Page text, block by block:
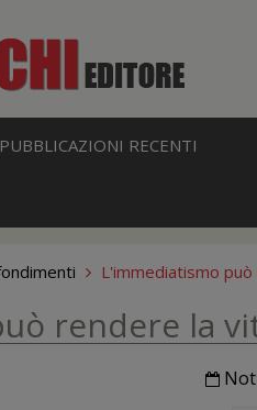
PUBBLICAZIONI RECENTI
L'immediatismo
rendere la